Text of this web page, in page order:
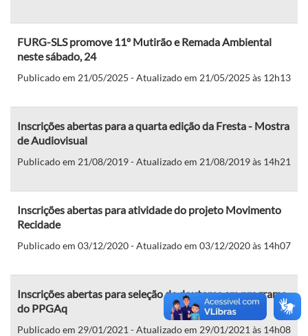
FURG-SLS promove 11º Mutirão e Remada Ambiental
neste sábado, 24
Publicado em 21/05/2025 - Atualizado em 21/05/2025 às 12h13
Inscrições abertas para a quarta edição da Fresta - Mostra
de Audiovisual
Publicado em 21/08/2019 - Atualizado em 21/08/2019 às 14h21
Inscrições abertas para atividade do projeto Movimento
Recidade
Publicado em 03/12/2020 - Atualizado em 03/12/2020 às 14h07
Inscrições abertas para seleção de doutores em programa
do PPGAq
Publicado em 29/01/2021 - Atualizado em 29/01/2021 às 14h08